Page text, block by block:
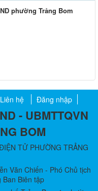
phường Trảng Bom
Liên hệ Đăng nhập
- UBMTTQVN
BOM
TỬ PHƯỜNG TRẢNG
Văn Chiến - Phó Chủ tịch
Ban Biên tập